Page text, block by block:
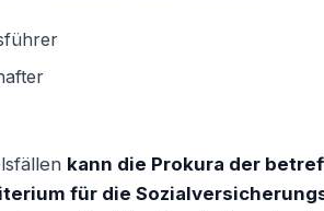
kann die Prokura der
für die